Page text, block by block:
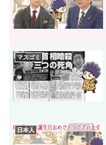
マスゴミ
日本人